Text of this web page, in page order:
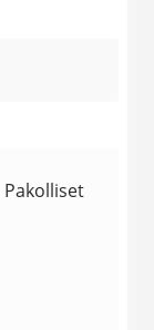
Pakolliset